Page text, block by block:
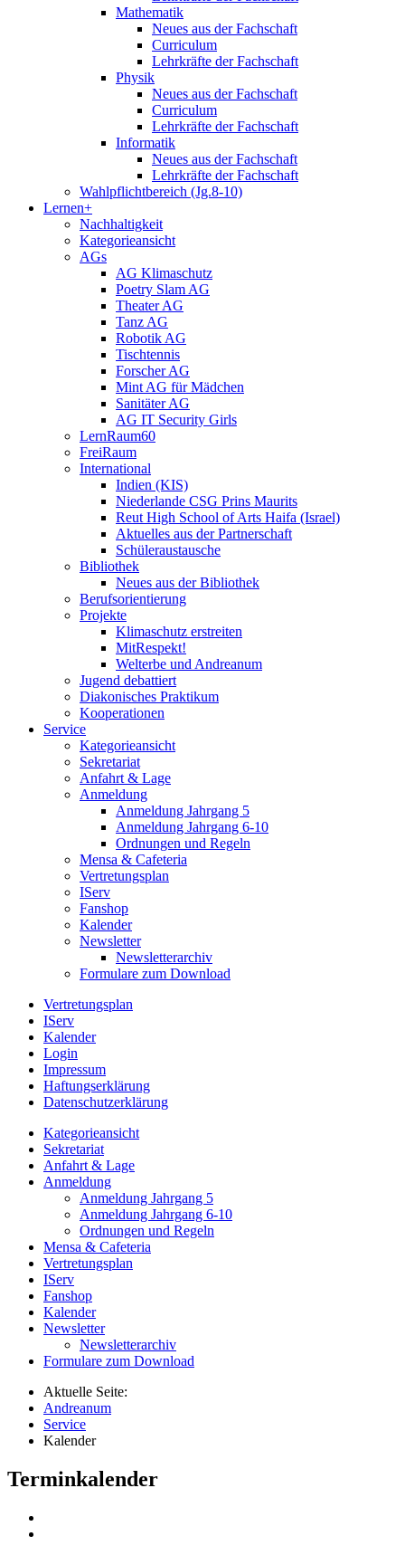
Mathematik
Neues aus der Fachschaft
Curriculum
Lehrkräfte der Fachschaft
Physik
Neues aus der Fachschaft
Curriculum
Lehrkräfte der Fachschaft
Informatik
Neues aus der Fachschaft
Lehrkräfte der Fachschaft
Wahlpflichtbereich (Jg.8-10)
Lernen+
Nachhaltigkeit
Kategorieansicht
AGs
AG Klimaschutz
Poetry Slam AG
Theater AG
Tanz AG
Robotik AG
Tischtennis
Forscher AG
Mint AG für Mädchen
Sanitäter AG
AG IT Security Girls
LernRaum60
FreiRaum
International
Indien (KIS)
Niederlande CSG Prins Maurits
Reut High School of Arts Haifa (Israel)
Aktuelles aus der Partnerschaft
Schüleraustausche
Bibliothek
Neues aus der Bibliothek
Berufsorientierung
Projekte
Klimaschutz erstreiten
MitRespekt!
Welterbe und Andreanum
Jugend debattiert
Diakonisches Praktikum
Kooperationen
Service
Kategorieansicht
Sekretariat
Anfahrt & Lage
Anmeldung
Anmeldung Jahrgang 5
Anmeldung Jahrgang 6-10
Ordnungen und Regeln
Mensa & Cafeteria
Vertretungsplan
IServ
Fanshop
Kalender
Newsletter
Newsletterarchiv
Formulare zum Download
Vertretungsplan
IServ
Kalender
Login
Impressum
Haftungserklärung
Datenschutzerklärung
Kategorieansicht
Sekretariat
Anfahrt & Lage
Anmeldung
Anmeldung Jahrgang 5
Anmeldung Jahrgang 6-10
Ordnungen und Regeln
Mensa & Cafeteria
Vertretungsplan
IServ
Fanshop
Kalender
Newsletter
Newsletterarchiv
Formulare zum Download
Aktuelle Seite:
Andreanum
Service
Kalender
Terminkalender